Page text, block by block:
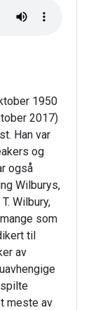
1950
2017)
Han var
og
også
Wilburys,
Wilbury,
som
til
av
meste av